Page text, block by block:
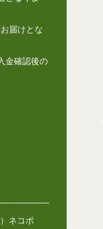
届けとな
金確認後の
ネコポ